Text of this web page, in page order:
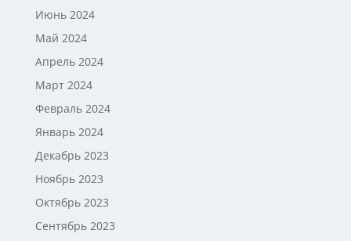
Июнь 2024
Май 2024
Апрель 2024
Март 2024
Февраль 2024
Январь 2024
Декабрь 2023
Ноябрь 2023
Октябрь 2023
Сентябрь 2023